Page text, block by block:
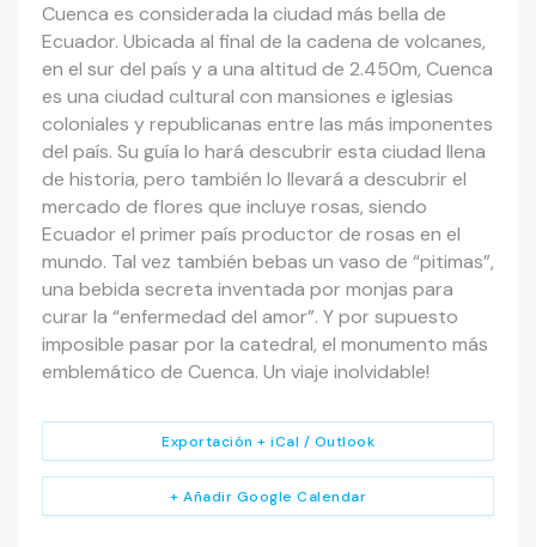
Cuenca es considerada la ciudad más bella de
Ecuador. Ubicada al final de la cadena de volcanes,
en el sur del país y a una altitud de 2.450m, Cuenca
es una ciudad cultural con mansiones e iglesias
coloniales y republicanas entre las más imponentes
del país. Su guía lo hará descubrir esta ciudad llena
de historia, pero también lo llevará a descubrir el
mercado de flores que incluye rosas, siendo
Ecuador el primer país productor de rosas en el
mundo. Tal vez también bebas un vaso de “pitimas”,
una bebida secreta inventada por monjas para
curar la “enfermedad del amor”. Y por supuesto
imposible pasar por la catedral, el monumento más
emblemático de Cuenca. Un viaje inolvidable!
+ Añadir Google Calendar
Exportación + iCal / Outlook